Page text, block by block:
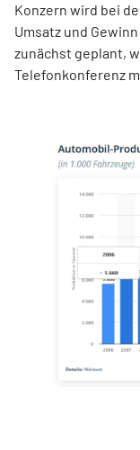
Konzern wird bei
Umsatz und
zunächst geplant,
Telefonkonferenz